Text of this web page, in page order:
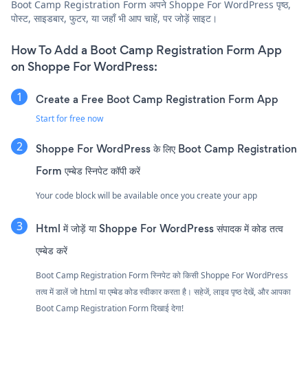
Boot Camp Registration Form अपने Shoppe For WordPress पृष्ठ,
पोस्ट, साइडबार, फुटर, या जहाँ भी आप चाहें, पर जोड़ें साइट।
How To Add a Boot Camp Registration Form App
on Shoppe For WordPress:
Create a Free Boot Camp Registration Form App
Start for free now
Shoppe For WordPress के लिए Boot Camp Registration
Form एम्बेड स्निपेट कॉपी करें
Your code block will be available once you create your app
Html में जोड़ें या Shoppe For WordPress संपादक में कोड तत्व
एम्बेड करें
Boot Camp Registration Form स्निपेट को किसी Shoppe For WordPress
तत्व में डालें जो html या एम्बेड कोड स्वीकार करता है। सहेजें, लाइव पृष्ठ देखें, और आपका
Boot Camp Registration Form दिखाई देगा!